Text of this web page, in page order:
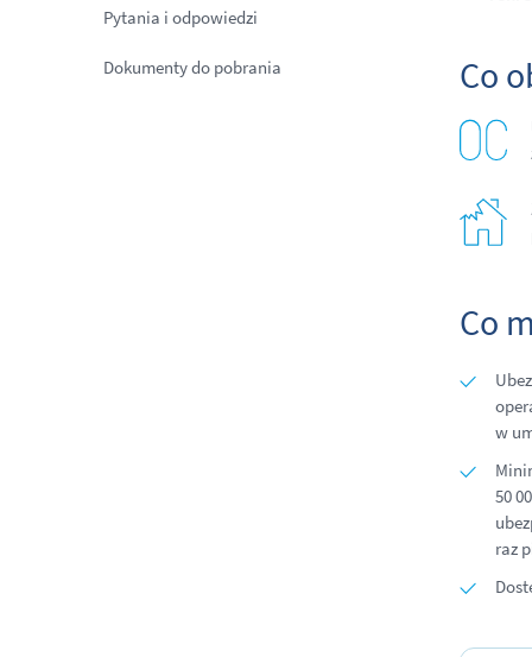
Pytania i odpowiedzi
Dokumenty do pobrania Co
Co
w
50
raz